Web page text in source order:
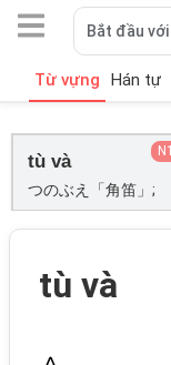
Bắt đầu với
Từ vựng Hán tự
tù và
つのぶえ「角笛」;
N1
tù và